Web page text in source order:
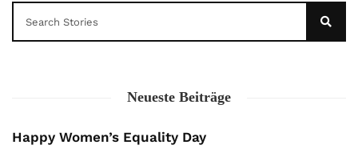
Neueste Beiträge
Happy Women’s Equality Day